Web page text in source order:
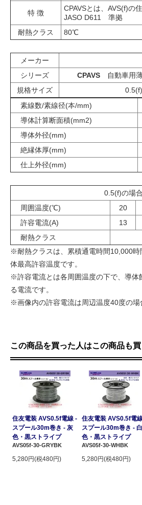
特 徴
CPAVSとは、AVS(f)の
JASO D611 準拠
耐熱クラス
80℃
メーカー
シリーズ
CPAVS 自動車用
規格サイズ
素線数/素線径(本/mm)
導体計算断面積(mm2)
導体外径(mm)
絶縁体厚(mm)
仕上外径(mm)
0.5(f)の場
周囲温度(℃)
20
許容電流(A)
13
耐熱クラス
※耐熱クラスは、累積通電時間10,000
体最高許容温度です。
※許容電流とは各周囲温度の下で、導体
る電流です。
※画像内の許容電流は周辺温度40度の場
この商品を買った人はこの商品も
住友電装 AVS0.5f電線 -
スプール30m巻き - 灰
色・黒ストライプ
AVS05f-30-GRYBK
5,280円(税480円)
住友電装 AVS0.5f電
スプール30m巻き - 白
色・黒ストライプ
AVS05f-30-WHBK
5,280円(税480円)